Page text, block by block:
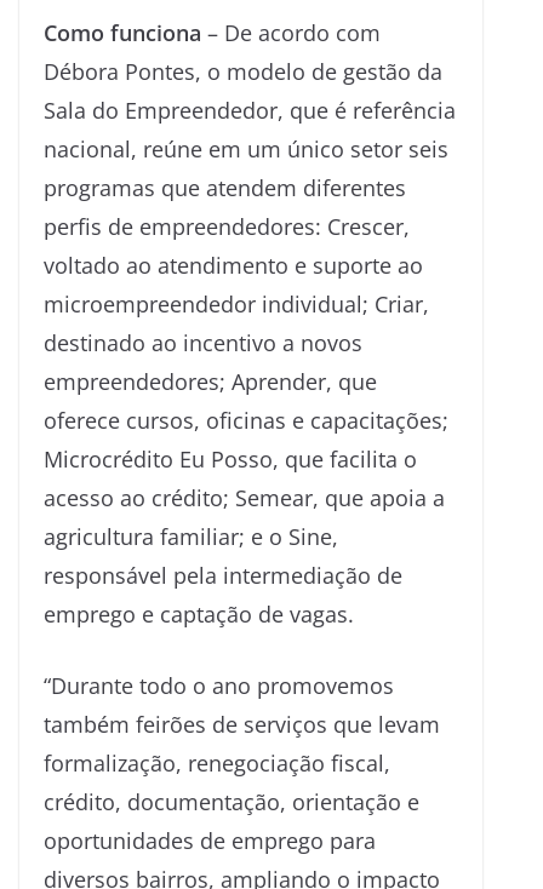
Como funciona – De acordo com
Débora Pontes, o modelo de gestão da
Sala do Empreendedor, que é referência
nacional, reúne em um único setor seis
programas que atendem diferentes
perfis de empreendedores: Crescer,
voltado ao atendimento e suporte ao
microempreendedor individual; Criar,
destinado ao incentivo a novos
empreendedores; Aprender, que
oferece cursos, oficinas e capacitações;
Microcrédito Eu Posso, que facilita o
acesso ao crédito; Semear, que apoia a
agricultura familiar; e o Sine,
responsável pela intermediação de
emprego e captação de vagas.
“Durante todo o ano promovemos
também feirões de serviços que levam
formalização, renegociação fiscal,
crédito, documentação, orientação e
oportunidades de emprego para
diversos bairros, ampliando o impacto